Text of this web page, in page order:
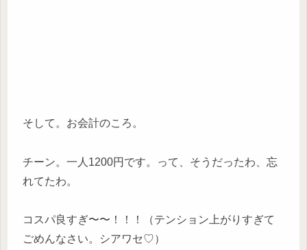
そして。お会計のころ。
チーン。一人1200円です。って、そうだったわ、忘
れてたわ。
コスパ良すぎ〜〜！！！（テンション上がりすぎて
ごめんなさい。シアワセ♡）